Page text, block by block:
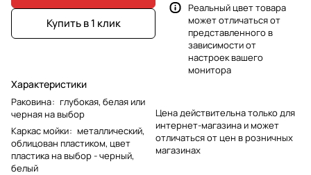
Купить в 1 клик
Характеристики
Раковина: глубокая, белая или
черная на выбор
Каркас мойки: металлический,
облицован пластиком, цвет
пластика на выбор - черный,
белый
Реальный цвет товара
может отличаться от
представленного в
зависимости от
настроек вашего
монитора
Цена действительна только для
интернет-магазина и может
отличаться от цен в розничных
магазинах